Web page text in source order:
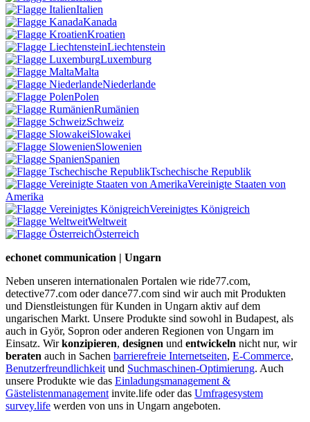
Italien
Kanada
Kroatien
Liechtenstein
Luxemburg
Malta
Niederlande
Polen
Rumänien
Schweiz
Slowakei
Slowenien
Spanien
Tschechische Republik
Vereinigte Staaten von
Amerika
Vereinigtes Königreich
Weltweit
Österreich
echonet communication | Ungarn
Neben unseren internationalen Portalen wie ride77.com,
detective77.com oder dance77.com sind wir auch mit Produkten
und Dienstleistungen für Kunden in Ungarn aktiv auf dem
ungarischen Markt. Unsere Produkte sind sowohl in Budapest, als
auch in Györ, Sopron oder anderen Regionen von Ungarn im
Einsatz. Wirkonzipieren, designen und entwickeln nicht nur, wir
beraten auch in Sachen barrierefreie Internetseiten, E-Commerce,
Benutzerfreundlichkeit und Suchmaschinen-Optimierung. Auch
unsere Produkte wie das Einladungsmanagement &
Gästelistenmanagement invite.life oder das Umfragesystem
survey.life werden von uns in Ungarn angeboten.